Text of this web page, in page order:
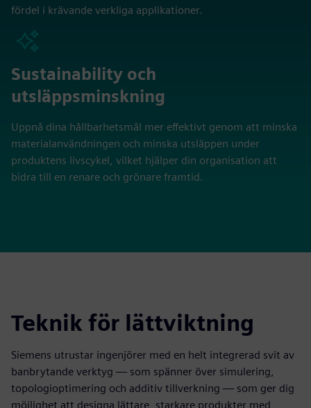
fördel i krävande verkliga applikationer.
Sustainability och
utsläppsminskning
Uppnå dina hållbarhetsmål mer effektivt genom att minska
materialanvändningen och minska utsläppen under
produktens livscykel, vilket hjälper din organisation att
bidra till en renare och grönare framtid.
Teknik för lättviktning
Siemens utrustar ingenjörer med en helt integrerad svit av
banbrytande verktyg — som spänner över simulering,
topologioptimering och additiv tillverkning — som ger dig
möjlighet att designa lättare, starkare produkter med